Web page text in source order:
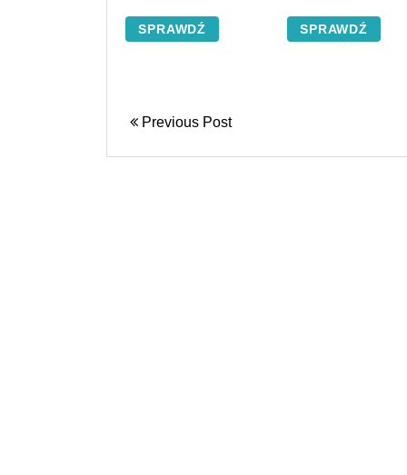
SPRAWDŹ SPRAWDŹ
Previous Post